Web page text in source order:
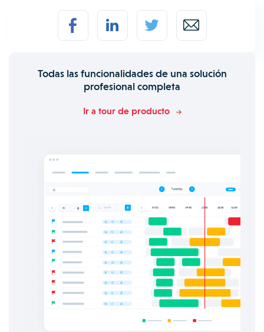
Todas las funcionalidades de una solución
profesional completa
Ir a tour de producto